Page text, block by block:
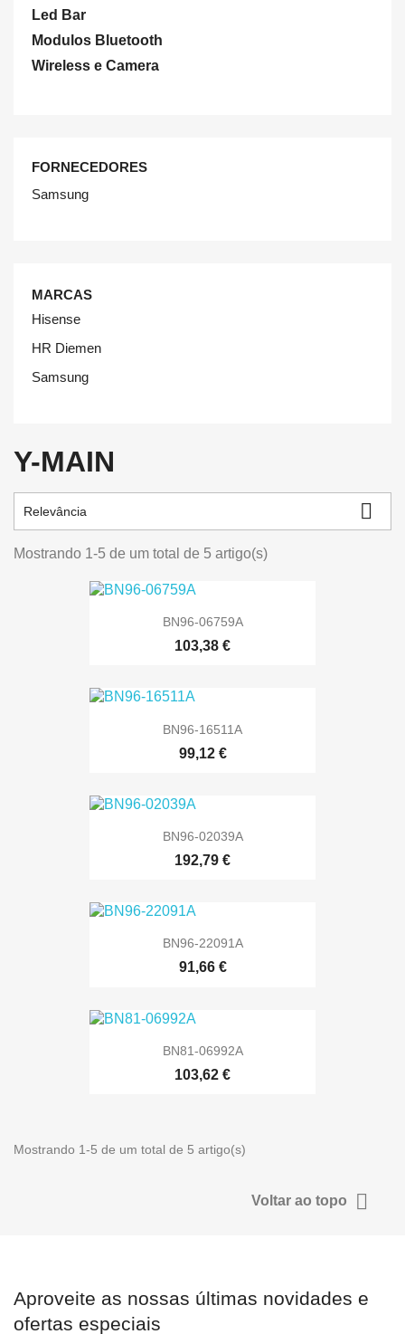
Led Bar
Modulos Bluetooth
Wireless e Camera
FORNECEDORES
Samsung
MARCAS
Hisense
HR Diemen
Samsung
Y-MAIN
Relevância 
Mostrando 1-5 de um total de 5 artigo(s)
BN96-06759A
103,38 €
BN96-16511A
99,12 €
BN96-02039A
192,79 €
BN96-22091A
91,66 €
BN81-06992A
103,62 €
Mostrando 1-5 de um total de 5 artigo(s)
Voltar ao topo 
Aproveite as nossas últimas novidades e
ofertas especiais